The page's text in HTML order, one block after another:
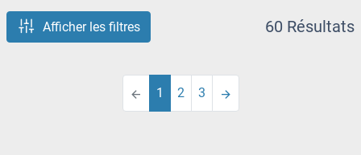
Afficher les filtres 60 Résultats
1 2 3